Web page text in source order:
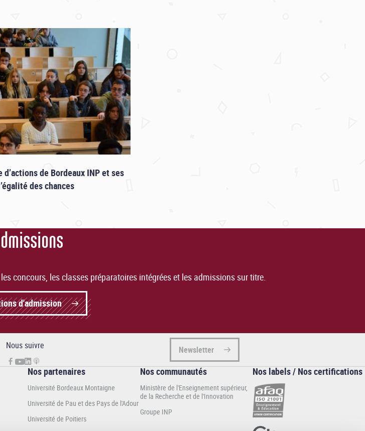
d’actions de Bordeaux INP et ses
des chances
concours, les classes préparatoires intégrées et les admissions sur titre.
d'admission
Nous suivre Newsletter
Nos partenaires
Université Bordeaux Montaigne
Université de Pau et des Pays de l'Adour
Université de Poitiers
Nos communautés
Ministère de l'Enseignement supérieur,
de la Recherche et de l'Innovation
Groupe INP
Nos labels / Nos certifications